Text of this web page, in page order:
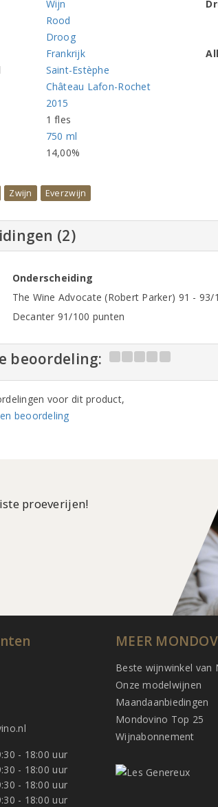
Wijn
Rood
Droog
Frankrijk
Saint-Estèphe
Château Lafon-Rochet
2015
1 fles
750 ml
14,00%
Zwijn Everzwijn
(2)
Onderscheiding
The Wine Advocate (Robert Parker) 91 - 93/
Decanter 91/100 punten
beoordeling:
voor dit product,
beoordeling
proeverijen!
- 18:00 uur
- 18:00 uur
- 18:00 uur
- 18:00 uur
MEER
Beste wijnwinkel van
Onze modelwijnen
Maandaanbiedingen
Mondovino Top 25
Wijnabonnement